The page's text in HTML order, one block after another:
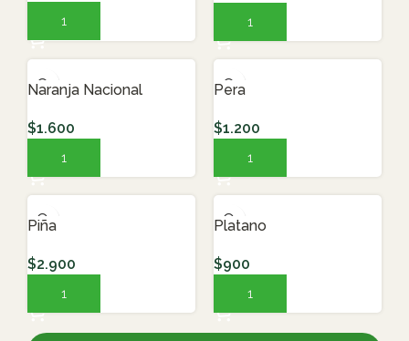
AGREGAR AL CARRITO AGREGAR AL CARRITO
Naranja Nacional
$1.600
AGREGAR AL CARRITO
Pera
$1.200
AGREGAR AL CARRITO
Piña
$2.900
AGREGAR AL CARRITO
Platano
$900
AGREGAR AL CARRITO